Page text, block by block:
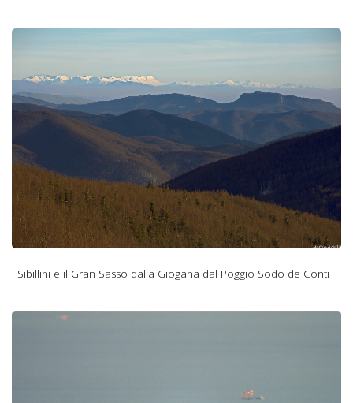
I Sibillini e il Gran Sasso
dalla Giogana dal
Poggio Sodo de
Conti.jpg
I Sibillini e il Gran Sasso dalla Giogana dal Poggio Sodo de Conti
il grattacielo di